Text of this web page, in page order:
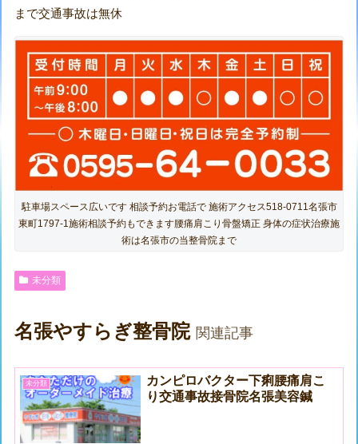
まで交通事故は無休
駐車場スペース広いです 相談予約お電話で 施術アクセス518-0711名張市
東町1797-1施術相談予約もできます腰痛肩こり骨盤矯正 身体の症状治療施
術は名張市の当整骨院まで
未分類
名張やすらぎ整骨院関連記事
未分類
カンピロバクター下痢腰痛肩こ
り交通事故接骨院名張美容鍼